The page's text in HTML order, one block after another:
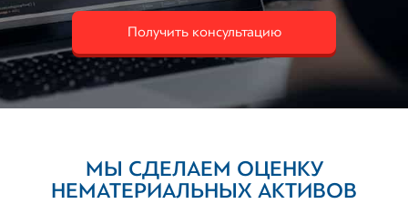
Получить консультацию
МЫ СДЕЛАЕМ ОЦЕНКУ
НЕМАТЕРИАЛЬНЫХ АКТИВОВ